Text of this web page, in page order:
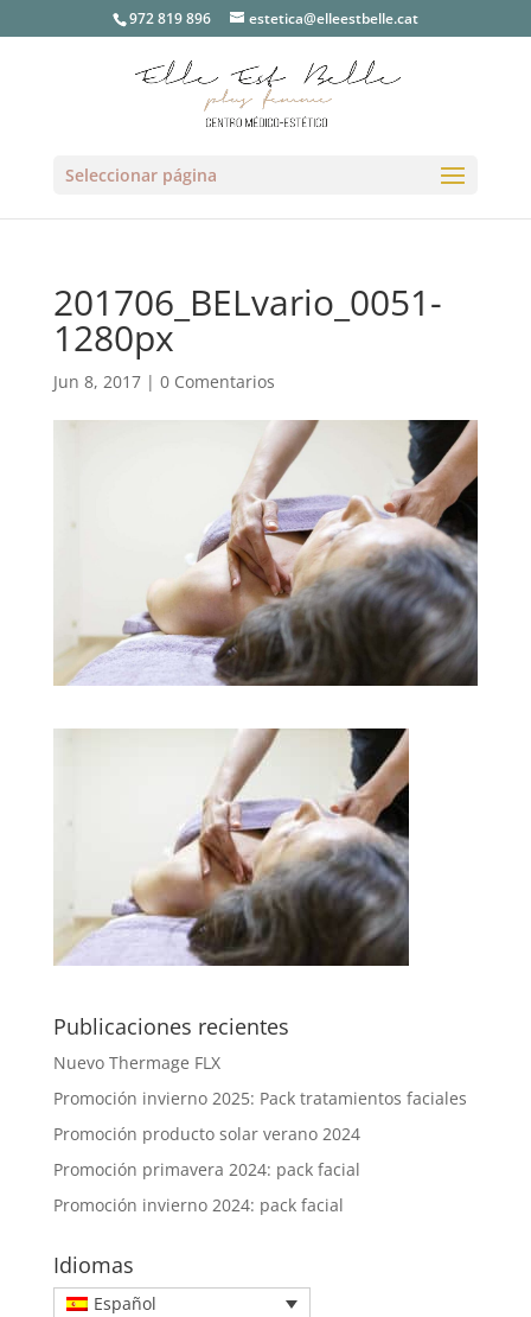
972 819 896 estetica@elleestbelle.cat
Seleccionar página
201706_BELvario_0051-
1280px
Jun 8, 2017| 0 Comentarios
Publicaciones recientes
Nuevo Thermage FLX
Promoción invierno 2025: Pack tratamientos faciales
Promoción producto solar verano 2024
Promoción primavera 2024: pack facial
Promoción invierno 2024: pack facial
Idiomas
Español